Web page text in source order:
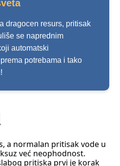
dragocen resurs, pritisak
se naprednim
automatski
potrebama i tako
a normalan pritisak vode u
već neophodnost.
pritiska prvi je korak